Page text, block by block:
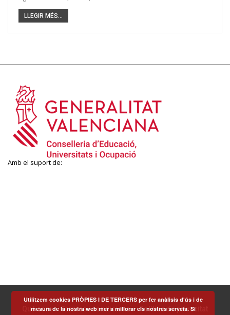
LLEGIR MÉS...
Amb el suport de:
Què som Termes i condicions Política de privacitat
Utilitzem cookies PRÒPIES I DE TERCERS per fer anàlisis d'ús i de
mesura de la nostra web mer a millorar els nostres serveis. Si